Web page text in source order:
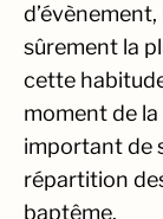
sûrement la
cette
moment de
important de
répartition
baptême.